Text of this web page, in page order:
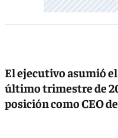
El ejecutivo asumió
último trimestre de
posición como CEO